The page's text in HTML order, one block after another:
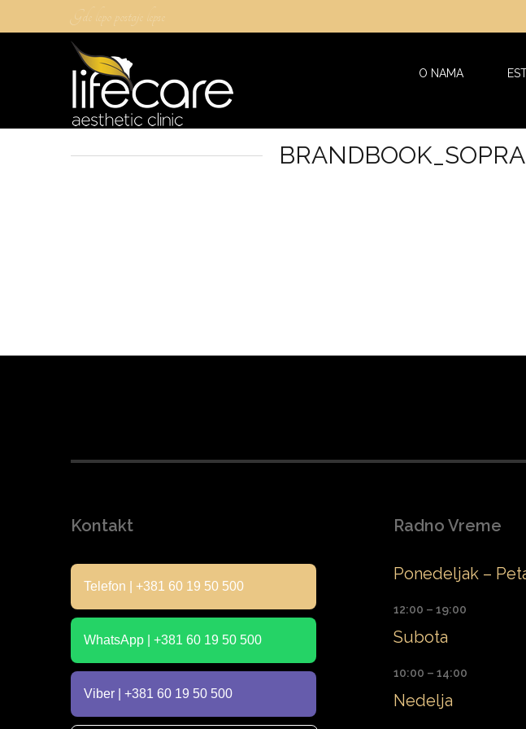
Gde lepo postaje lepse
O NAMA
Kontakt
Telefon | +381 60 19 50 500
WhatsApp | +381 60 19 50 500
Viber | +381 60 19 50 500
Radno Vreme
Ponedeljak –
12:00 – 19:00
Subota
10:00 – 14:00
Nedelja